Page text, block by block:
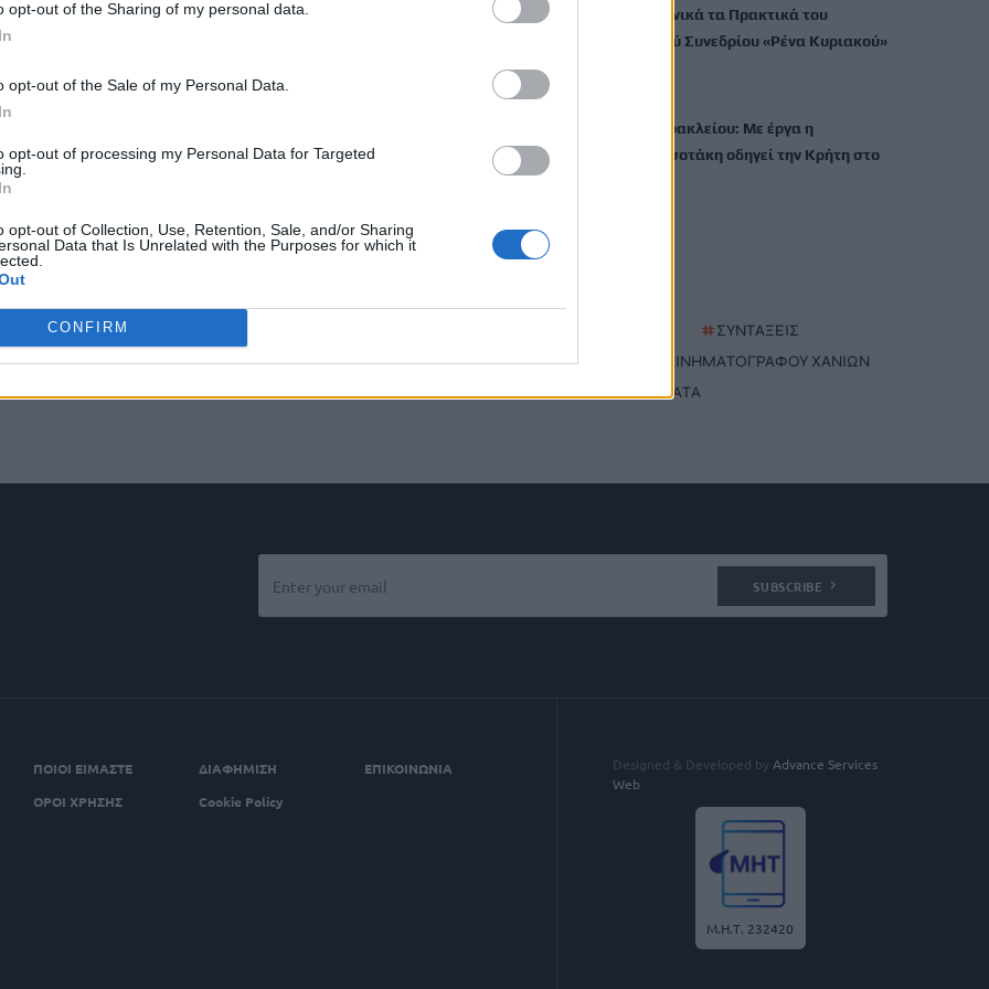
opt-out of the Sharing of my personal data.
opt-out of the Sale of my Personal Data.
opt-out of processing my Personal Data for Targeted
opt-out of Collection, Use, Retention, Sale, and/or Sharing
Data that Is Unrelated with the Purposes for which it
CONFIRM
ΟΙΚΟΝΟΜΙΑ
αεροπορικών καυσίμων
εταιρείας στην Ευρώπη με…
εκδίδει ηλεκτρονικά τα Πρακτικά του
Διεπιστημονικού Συνεδρίου «Ρένα Κυριακού»
ΔΕΕΠ (ΝΟΔΕ) Ηρακλείου: Με έργα η
κυβέρνηση Μητσοτάκη οδηγεί την Κρήτη στο
#ΣΥΝΤΑΞΕΙΣ
#
ΦΕΣΤΙΒΑΛ ΚΙΝΗΜΑΤΟΓΡΑΦΟΥ ΧΑΝΙΩΝ
#ΑΠΟΛΙΘΩΜΑΤΑ
SUBSCRIBE
ΠΟΙΟΙ ΕΙΜΑΣΤΕ ΔΙΑΦΗΜΙΣΗ
ΕΠΙΚΟΙΝΩΝΙΑ
ΟΡΟΙ ΧΡΗΣΗΣ
Cookie Policy
Designed & Developed by Advance Services
Web
Μ.Η.Τ. 232420